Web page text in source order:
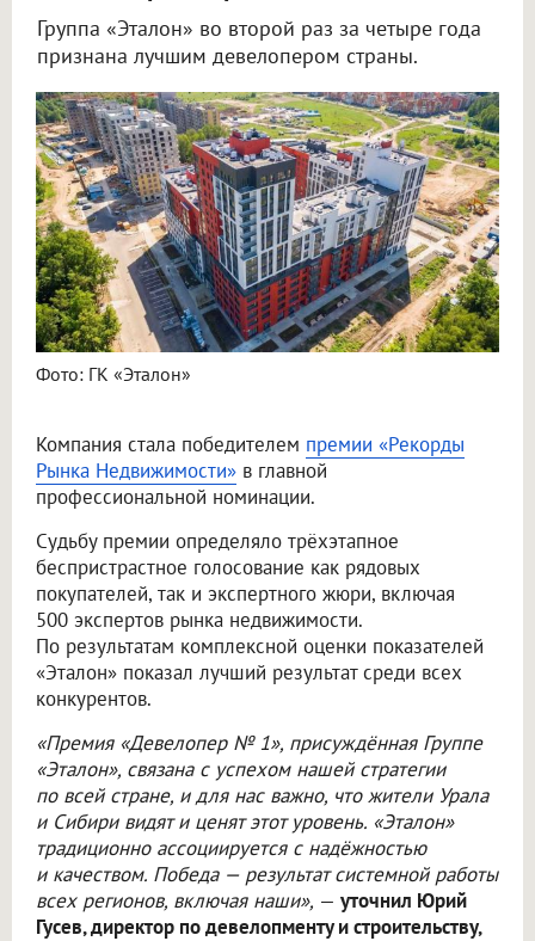
Группа «Эталон» во второй раз за четыре года
признана лучшим девелопером страны.
Фото: ГК «Эталон»
Компания стала победителем премии «Рекорды
Рынка Недвижимости» в главной
профессиональной номинации.
Судьбу премии определяло трёхэтапное
беспристрастное голосование как рядовых
покупателей, так и экспертного жюри, включая
500 экспертов рынка недвижимости.
По результатам комплексной оценки показателей
«Эталон» показал лучший результат среди всех
конкурентов.
«Премия «Девелопер № 1», присуждённая Группе
«Эталон», связана с успехом нашей стратегии
по всей стране, и для нас важно, что жители Урала
и Сибири видят и ценят этот уровень. «Эталон»
традиционно ассоциируется с надёжностью
и качеством. Победа — результат системной работы
всех регионов, включая наши», — уточнил Юрий
Гусев, директор по девелопменту и строительству,